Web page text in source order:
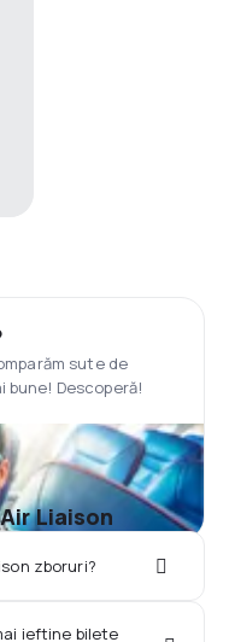
sute de
bune! Descoperă!
Liaison
zboruri?
ieftine bilete